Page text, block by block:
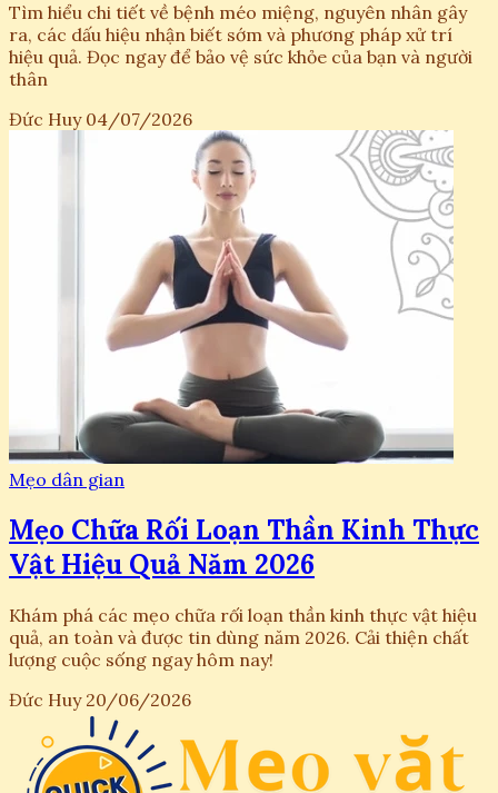
Tìm hiểu chi tiết về bệnh méo miệng, nguyên nhân gây
ra, các dấu hiệu nhận biết sớm và phương pháp xử trí
hiệu quả. Đọc ngay để bảo vệ sức khỏe của bạn và người
thân
Đức Huy 04/07/2026
Mẹo dân gian
Mẹo Chữa Rối Loạn Thần Kinh Thực
Vật Hiệu Quả Năm 2026
Khám phá các mẹo chữa rối loạn thần kinh thực vật hiệu
quả, an toàn và được tin dùng năm 2026. Cải thiện chất
lượng cuộc sống ngay hôm nay!
Đức Huy 20/06/2026